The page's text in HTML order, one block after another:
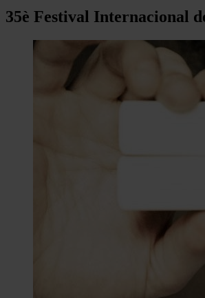
35è Festival Internacional